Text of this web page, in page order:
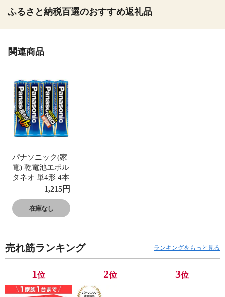
ふるさと納税百選のおすすめ返礼品
関連商品
パナソニック(家
電) 乾電池エボル
タネオ 単4形 4本
シュリンクパッ
ク LR03NJ/4SE
1,215円
在庫なし
売れ筋ランキング ランキングをもっと見る
1位 2位 3位